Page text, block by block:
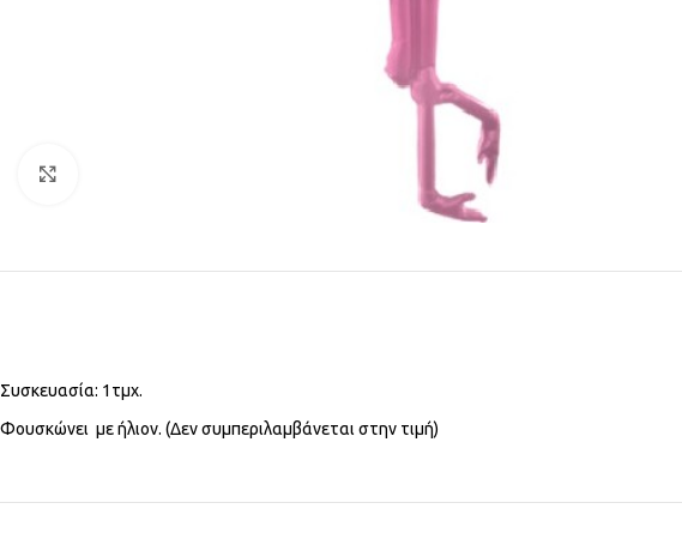
Συσκευασία: 1τμχ.
Φουσκώνει με ήλιον. (Δεν συμπεριλαμβάνεται στην τιμή)